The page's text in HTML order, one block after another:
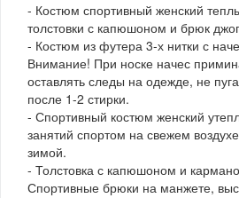
- Костюм спортивный женский
толстовки с капюшоном и брюк
- Костюм из футера 3-х нитки с
Внимание! При носке начес
оставлять следы на одежде, не
после 1-2 стирки.
- Спортивный костюм женский
занятий спортом на свежем
зимой.
- Толстовка с капюшоном и
Спортивные брюки на манжете,